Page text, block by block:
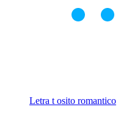
Letra t osito romantico